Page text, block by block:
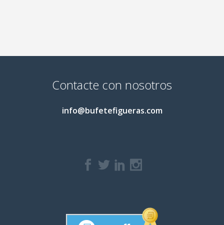
Contacte con nosotros
info@bufetefigueras.com